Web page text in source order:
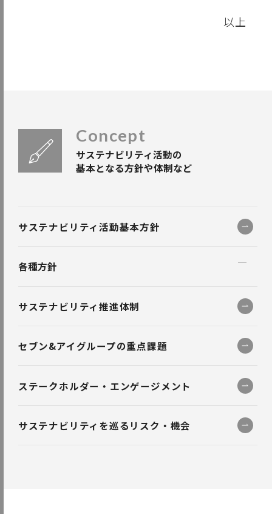
以上
Concept
サステナビリティ活動の
基本となる方針や体制など
サステナビリティ活動基本方針
各種方針
セブン＆アイグループ企業行動指針
セブン＆アイグループ温暖化防止基本方針
セブン＆アイグループ持続可能な調達原則・方針
サステナビリティ推進体制
セブン&アイグループの重点課題
ステークホルダー・エンゲージメント
サステナビリティを巡るリスク・機会